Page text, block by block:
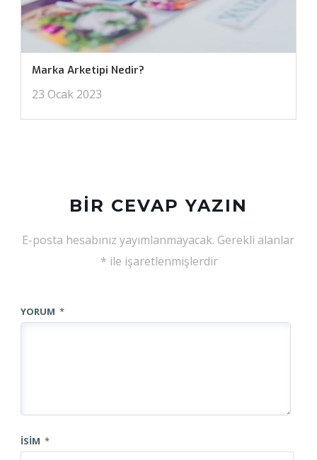
Marka Arketipi Nedir?
23 Ocak 2023
BIR CEVAP YAZIN
E-posta hesabınız yayımlanmayacak. Gerekli alanlar
* ile işaretlenmişlerdir
YORUM *
İSIM *